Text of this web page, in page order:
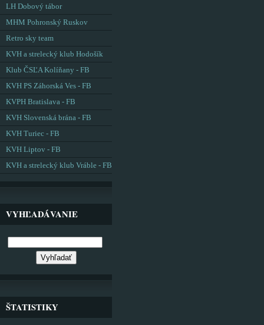
LH Dobový tábor
MHM Pohronský Ruskov
Retro sky team
KVH a strelecký klub Hodošík
Klub ČSĽA Kolíňany - FB
KVH PS Záhorská Ves - FB
KVPH Bratislava - FB
KVH Slovenská brána - FB
KVH Turiec - FB
KVH Liptov - FB
KVH a strelecký klub Vráble - FB
VYHĽADÁVANIE
ŠTATISTIKY